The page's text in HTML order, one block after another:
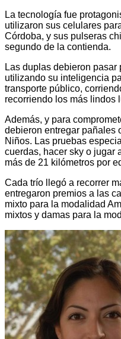
La tecnología fue
utilizaron sus celulares
Córdoba, y sus pulseras
segundo de la contienda.
Las duplas debieron pasar
utilizando su inteligencia
transporte público,
recorriendo los más lindos
Además, y para
debieron entregar pañales
Niños. Las pruebas
cuerdas, hacer sky o jugar
más de 21 kilómetros por
Cada trío llegó a recorrer
entregaron premios a las
mixto para la modalidad
mixtos y damas para la